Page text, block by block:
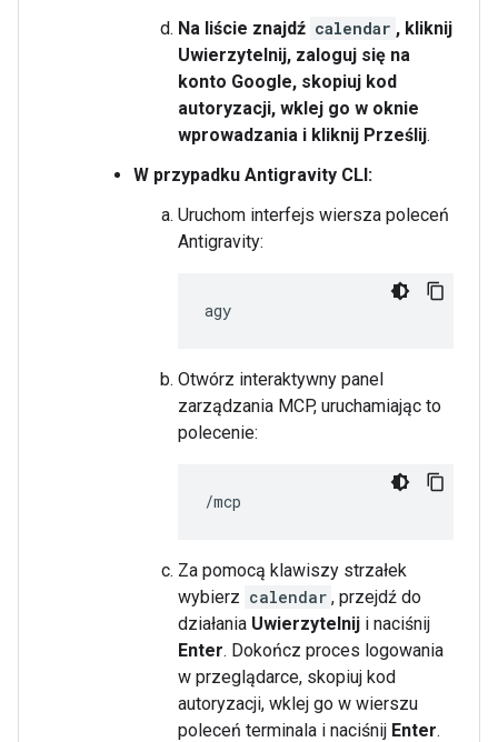
Na liście znajdź calendar , kliknij
Uwierzytelnij, zaloguj się na
konto Google, skopiuj kod
autoryzacji, wklej go w oknie
wprowadzania i kliknij Prześlij.
W przypadku Antigravity CLI:
Uruchom interfejs wiersza poleceń
Antigravity:
Otwórz interaktywny panel
zarządzania MCP, uruchamiając to
polecenie:
Za pomocą klawiszy strzałek
wybierz calendar , przejdź do
działania Uwierzytelnij i naciśnij
Enter. Dokończ proces logowania
w przeglądarce, skopiuj kod
autoryzacji, wklej go w wierszu
poleceń terminala i naciśnij Enter.